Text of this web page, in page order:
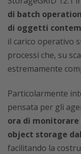
di batch
di oggetti
il carico operativo
processi che, su
estremamente
Particolarmente
pensata per gli
ora di
object storage
facilitando la